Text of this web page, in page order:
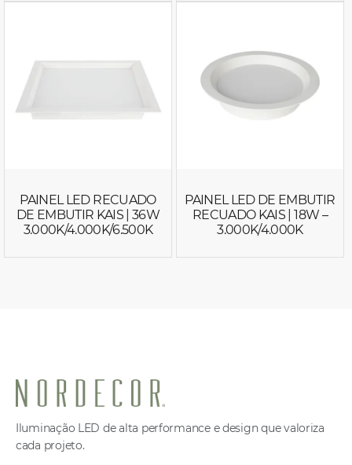
PAINEL LED RECUADO
DE EMBUTIR KAIS | 36W
3.000K/4.000K/6.500K
PAINEL LED DE EMBUTIR
RECUADO KAIS | 18W –
3.000K/4.000K
Iluminação LED de alta performance e design que valoriza
cada projeto.